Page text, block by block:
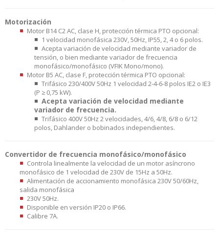
Motorización
Motor B14 C2 AC, clase H, protección térmica PTO opcional:
1 velocidad monofásica 230V, 50Hz, IP55, 2, 4 o 6 polos.
Acepta variación de velocidad mediante variador de
tensión, o bien mediante variador de frecuencia
monofásico/monofásico (VFIK Mono/mono).
Motor B5 AC, clase F, protección térmica PTO opcional:
Trifásico 230/400V 50Hz 1 velocidad 2-4-6-8 polos IE2 o IE3
(P ≥ 0,75 kW).
Acepta variación de velocidad mediante
variador de frecuencia.
Trifásico 400V 50Hz 2 velocidades, 4/6, 4/8, 6/8 o 6/12
polos, Dahlander o bobinados independientes.
Convertidor de frecuencia monofásico/monofásico
Controla linealmente la velocidad de un motor asíncrono
monofásico de 1 velocidad de 230V de 15Hz a 50Hz.
Alimentación de accionamiento monofásica 230V 50/60Hz,
salida monofásica
230V 50Hz.
Disponible en versión IP20 o IP66.
Calibre 7A.